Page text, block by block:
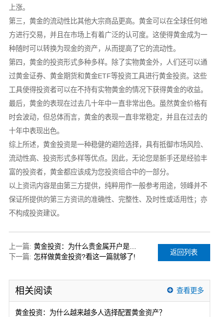
上涨。
第三，黄金的流动性比其他大宗商品更高。黄金可以在全球任何地
方进行交易，并且在市场上有着广泛的认可度。这使得黄金成为一
种随时可以转换为现金的资产，从而提高了它的流动性。
第四，黄金的投资形式多种多样。除了实物黄金外，人们还可以通
过黄金证券、黄金期货和黄金ETF等投资工具进行黄金投资。这些
工具使得投资者可以在不持有实物黄金的情况下获得黄金的收益。
最后，黄金的表现在过去几十年中一直非常出色。虽然黄金价格有
时会波动，但总体而言，黄金的表现一直非常稳定，并且在过去的
十年中表现出色。
综上所述，黄金投资是一种稳健的避险选择，具有抵御市场风险、
流动性高、投资形式多样等优点。因此，无论您是新手还是经验丰
富的投资者，黄金都应该成为您投资组合中的一部分。
以上资讯内容是由第三方提供，纯粹用作一般参考用途，领峰并不
保证所提供的第三方资讯的准确性、完整性、及时性或适用性；亦
不构成投资建议。
上一篇:
黄金投资：为什么贵金属开户是一个明智的选择？
下一篇: 怎样做黄金投资?看这一篇就够了!
返回列表
相关阅读 查看更多
黄金投资：为什么越来越多人选择配置黄金资产？